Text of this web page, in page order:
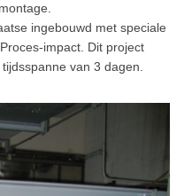
ingebouwd met speciale
impact. Dit project
van 3 dagen.